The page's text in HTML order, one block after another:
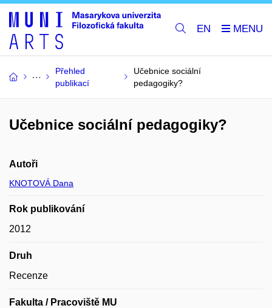
EN
Přehled
publikací
Učebnice sociální
pedagogiky?
Učebnice sociální pedagogiky?
Autoři
KNOTOVÁ Dana
Rok publikování
2012
Druh
Recenze
Fakulta / Pracoviště MU